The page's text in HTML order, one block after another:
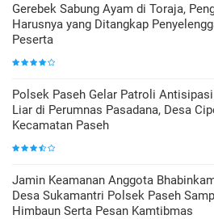
Gerebek Sabung Ayam di Toraja,
Harusnya yang Ditangkap
Peserta
Polsek Paseh Gelar Patroli
Liar di Perumnas Pasadana, Desa
Kecamatan Paseh
Jamin Keamanan Anggota
Desa Sukamantri Polsek Paseh
Himbaun Serta Pesan Kamtibmas